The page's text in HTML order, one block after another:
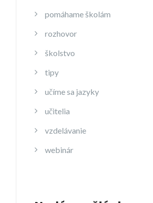
pomáhame školám
rozhovor
školstvo
tipy
učíme sa jazyky
učitelia
vzdelávanie
webinár